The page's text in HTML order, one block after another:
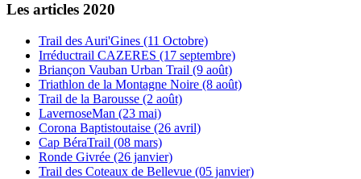
Les articles 2020
Trail des Auri'Gines (11 Octobre)
Irréductrail CAZERES (17 septembre)
Briançon Vauban Urban Trail (9 août)
Triathlon de la Montagne Noire (8 août)
Trail de la Barousse (2 août)
LavernoseMan (23 mai)
Corona Baptistoutaise (26 avril)
Cap BéraTrail (08 mars)
Ronde Givrée (26 janvier)
Trail des Coteaux de Bellevue (05 janvier)